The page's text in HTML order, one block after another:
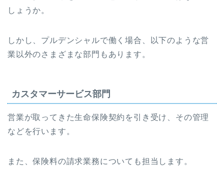
しょうか。
しかし、プルデンシャルで働く場合、以下のような営
業以外のさまざまな部門もあります。
カスタマーサービス部門
営業が取ってきた生命保険契約を引き受け、その管理
などを行います。
また、保険料の請求業務についても担当します。